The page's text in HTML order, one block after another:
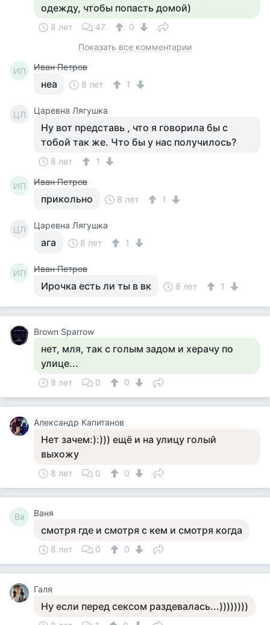
одежду, чтобы попасть домой)
8 лет 47
0
Показать все комментарии
ИП Иван Петров
неа 8 лет 1
ЦЛ Царевна Лягушка
Ну вот представь , что я говорила бы с
тобой так же. Что бы у нас получилось?
8 лет 1
ИП Иван Петров
прикольно 8 лет 1
ЦЛ Царевна Лягушка
ага 8 лет 1
ИП Иван Петров
Ирочка есть ли ты в вк 8 лет 1
Brown Sparrow
нет, мля, так с голым задом и херачу по
улице...
8 лет 0 0
Александр Капитанов
Нет зачем:):))) ещё и на улицу голый
выхожу
8 лет 0 0
Ва Ваня
смотря где и смотря с кем и смотря когда
8 лет 0 0
Галя
Ну если перед сексом раздевалась...))))))))